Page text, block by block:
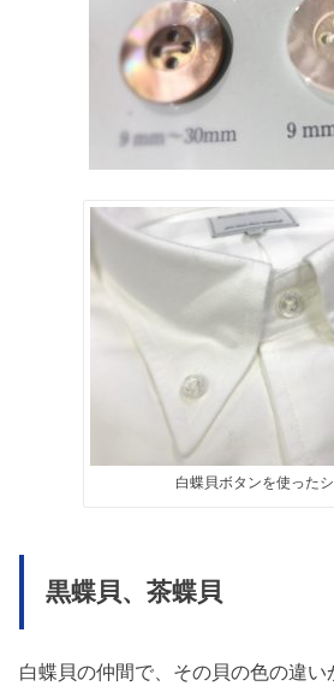
白蝶貝ボタンを使った
黒蝶貝、茶蝶貝
白蝶貝の仲間で、その貝の色の違い